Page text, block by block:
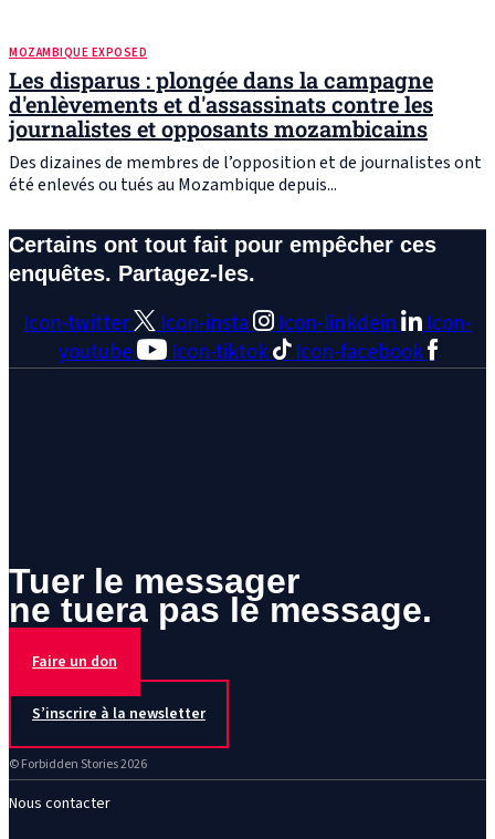
MOZAMBIQUE EXPOSED
Les disparus : plongée dans la campagne
d'enlèvements et d'assassinats contre les
journalistes et opposants mozambicains
Des dizaines de membres de l’opposition et de journalistes ont
été enlevés ou tués au Mozambique depuis...
Certains ont tout fait pour empêcher ces
enquêtes. Partagez-les.
Icon-twitter Icon-insta Icon-linkdein
Icon-
youtube
Icon-tiktok Icon-facebook
Tuer le messager
ne tuera pas le message.
Faire un don
S’inscrire à la newsletter
© Forbidden Stories 2026
Nous contacter